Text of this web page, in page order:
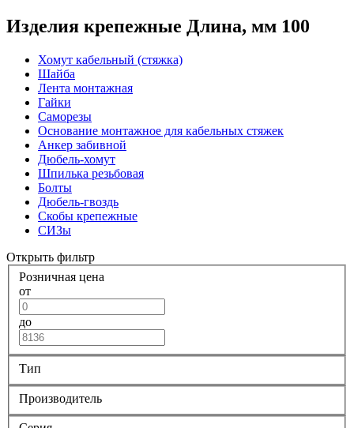
Изделия крепежные Длина, мм 100
Хомут кабельный (стяжка)
Шайба
Лента монтажная
Гайки
Саморезы
Основание монтажное для кабельных стяжек
Анкер забивной
Дюбель-хомут
Шпилька резьбовая
Болты
Дюбель-гвоздь
Скобы крепежные
СИЗы
Открыть фильтр
Розничная цена
от
до
Тип
Производитель